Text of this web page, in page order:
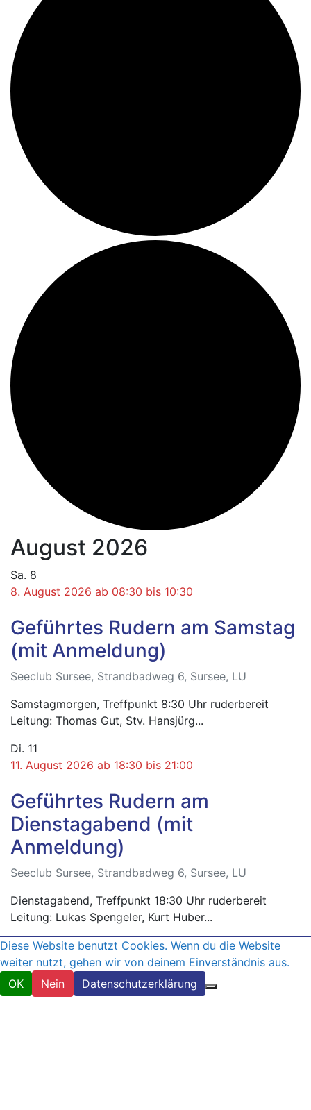
August 2026
Sa. 8
8. August 2026 ab 08:30 bis 10:30
Geführtes Rudern am Samstag
(mit Anmeldung)
Seeclub Sursee, Strandbadweg 6, Sursee, LU
Samstagmorgen, Treffpunkt 8:30 Uhr ruderbereit
Leitung: Thomas Gut, Stv. Hansjürg...
Di. 11
11. August 2026 ab 18:30 bis 21:00
Geführtes Rudern am
Dienstagabend (mit
Anmeldung)
Seeclub Sursee, Strandbadweg 6, Sursee, LU
Dienstagabend, Treffpunkt 18:30 Uhr ruderbereit
Leitung: Lukas Spengeler, Kurt Huber...
Diese Website benutzt Cookies. Wenn du die Website
weiter nutzt, gehen wir von deinem Einverständnis aus.
OK
Nein Datenschutzerklärung